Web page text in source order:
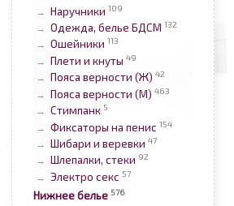
→ Наручники 109
→ Одежда, белье БДСМ 132
→ Ошейники 113
→ Плети и кнуты 49
→ Пояса верности (Ж) 42
→ Пояса верности (М) 463
→ Стимпанк 5
→ Фиксаторы на пенис 154
→ Шибари и веревки 47
→ Шлепалки, стеки 92
→ Электро секс 57
Нижнее белье 576